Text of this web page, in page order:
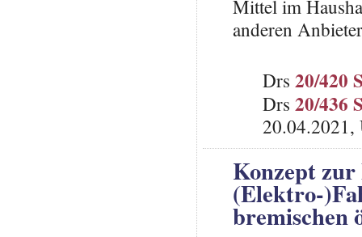
Mittel im
anderen
Drs 20/420
Drs 20/436
20.04.2021,
Konzept
(Elektro-
bremischen